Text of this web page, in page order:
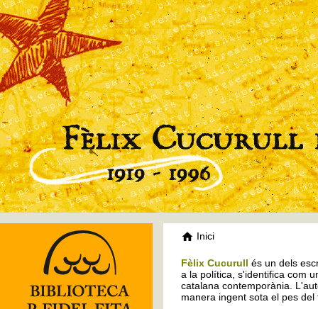
Inici
Fèlix Cucurull és un dels
a la política, s'identifica com
catalana contemporània.
manera ingent sota el pes del